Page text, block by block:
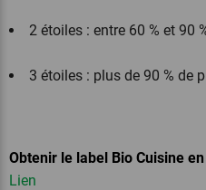
2 étoiles : entre 60 % et 90
3 étoiles : plus de 90 % de
Obtenir le label Bio Cuisine
Lien